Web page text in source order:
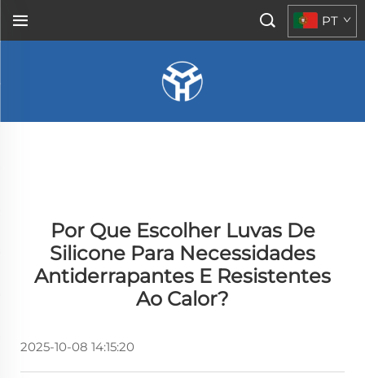
PT
Por Que Escolher Luvas De
Silicone Para Necessidades
Antiderrapantes E Resistentes
Ao Calor?
2025-10-08 14:15:20